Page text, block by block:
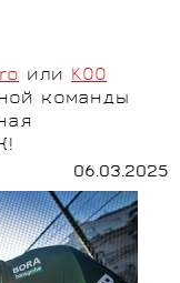
или KOO
команды
06.03.2025